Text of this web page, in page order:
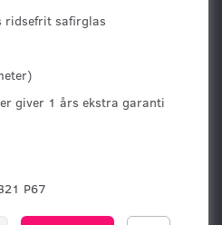
ridsefrit safirglas
giver 1 års ekstra garanti
P67